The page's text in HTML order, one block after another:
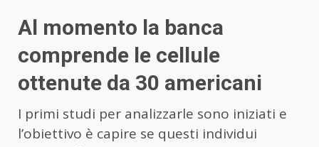
Al momento la banca
comprende le cellule
ottenute da 30 americani
I primi studi per analizzarle sono iniziati e
l’obiettivo è capire se questi individui